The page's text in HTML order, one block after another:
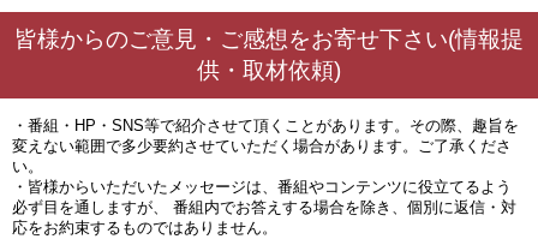
皆様からのご意見・ご感想をお寄せ下さい(情報提
供・取材依頼)
・番組・HP・SNS等で紹介させて頂くことがあります。その際、趣旨を
変えない範囲で多少要約させていただく場合があります。ご了承くださ
い。
・皆様からいただいたメッセージは、番組やコンテンツに役立てるよう
必ず目を通しますが、 番組内でお答えする場合を除き、個別に返信・対
応をお約束するものではありません。